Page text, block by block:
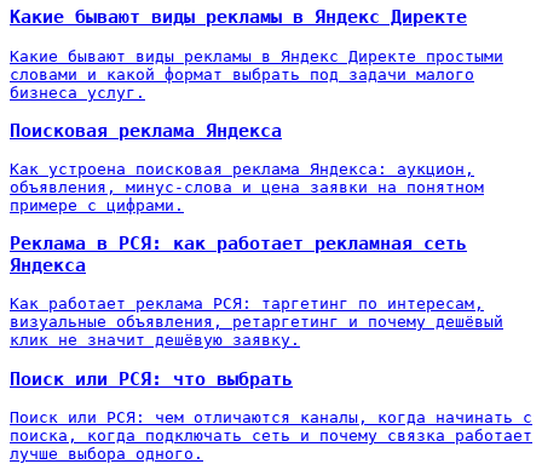
Какие бывают виды рекламы в Яндекс Директе
Какие бывают виды рекламы в Яндекс Директе простыми
словами и какой формат выбрать под задачи малого
бизнеса услуг.
Поисковая реклама Яндекса
Как устроена поисковая реклама Яндекса: аукцион,
объявления, минус-слова и цена заявки на понятном
примере с цифрами.
Реклама в РСЯ: как работает рекламная сеть
Яндекса
Как работает реклама РСЯ: таргетинг по интересам,
визуальные объявления, ретаргетинг и почему дешёвый
клик не значит дешёвую заявку.
Поиск или РСЯ: что выбрать
Поиск или РСЯ: чем отличаются каналы, когда начинать с
поиска, когда подключать сеть и почему связка работает
лучше выбора одного.